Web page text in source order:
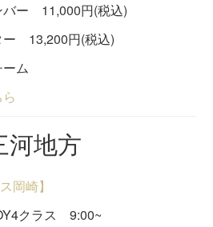
バー 11,000円(税込)
円(税込)
河地方
岡崎】
クラス 9:00~